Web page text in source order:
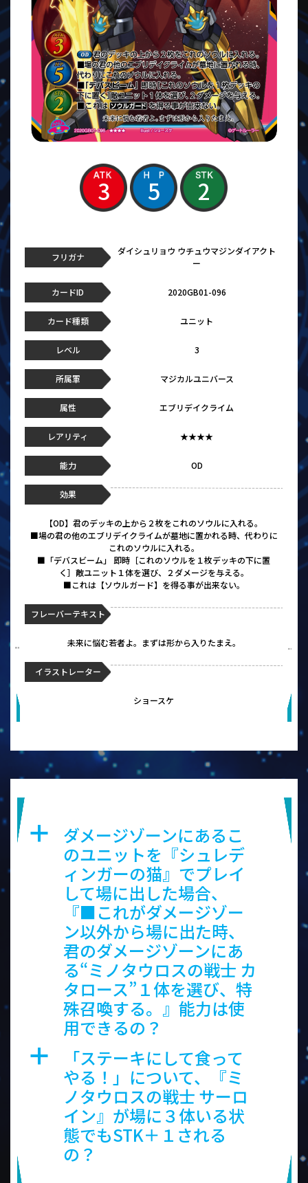
3 5 2
フリガナ
ダイシュリョウ ウチュウマジンダイアクト
ー
カードID 2020GB01-096
カード種類 ユニット
レベル 3
所属軍 マジカルユニバース
属性 エブリデイクライム
レアリティ ★★★★
能力 OD
効果
【OD】君のデッキの上から２枚をこれのソウルに入れる。
■場の君の他のエブリデイクライムが墓地に置かれる時、代わりに
これのソウルに入れる。
■「デバスビーム」 即時［これのソウルを１枚デッキの下に置
く］敵ユニット１体を選び、２ダメージを与える。
■これは【ソウルガード】を得る事が出来ない。
フレーバーテキスト
未来に悩む若者よ。まずは形から入りたまえ。
イラストレーター
ショースケ
a
ダメージゾーンにあるこ
のユニットを『シュレデ
ィンガーの猫』でプレイ
して場に出した場合、
『■これがダメージゾー
ン以外から場に出た時、
君のダメージゾーンにあ
る“ミノタウロスの戦士 カ
タロース”１体を選び、特
殊召喚する。』能力は使
用できるの？
a
「ステーキにして食って
やる！」について、『ミ
ノタウロスの戦士 サーロ
イン』が場に３体いる状
態でもSTK＋１される
の？